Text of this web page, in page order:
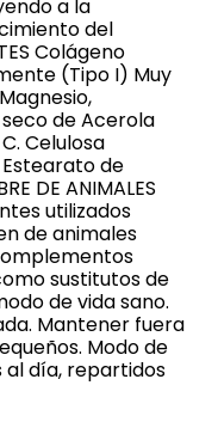
a la
del
Colágeno
(Tipo I) Muy
de Acerola
Celulosa
de
DE ANIMALES
utilizados
de animales
sustitutos de
de vida sano.
Mantener fuera
Modo de
día, repartidos